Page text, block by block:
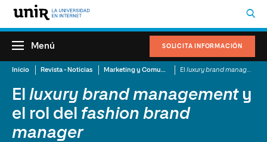
SOLICITA INFORMACIÓN
Menú
Inicio Revista - Noticias Marketing y Comunicación El luxury brand management
El luxury brand managementy
el rol del fashion brand
manager